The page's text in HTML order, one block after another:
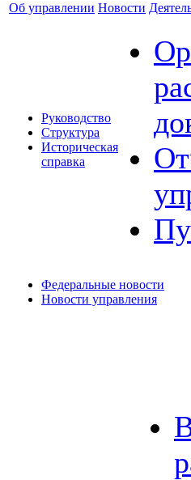
Об управлении Новости
Руководство
Структура
Историческая
справка
Федеральные новости
Новости управления